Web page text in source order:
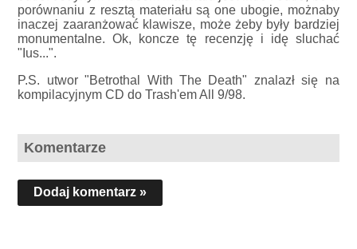
porównaniu z resztą materiału są one ubogie, możnaby
inaczej zaaranżować klawisze, może żeby były bardziej
monumentalne. Ok, koncze tę recenzję i idę sluchać
"Ius...".
P.S. utwor "Betrothal With The Death" znalazł się na
kompilacyjnym CD do Trash'em All 9/98.
Komentarze
Dodaj komentarz »